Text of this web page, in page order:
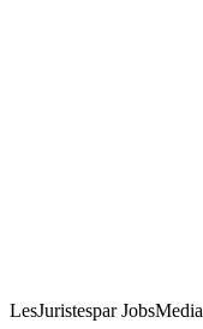
LesJuristespar JobsMedia